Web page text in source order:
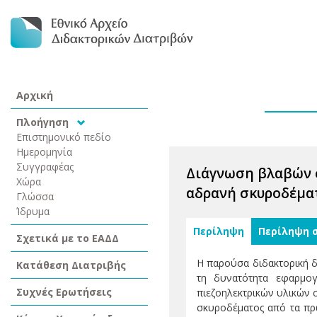
Αρχική
Πλοήγηση
Επιστημονικό πεδίο
Ημερομηνία
Συγγραφέας
Χώρα
Γλώσσα
Ίδρυμα
Σχετικά με το ΕΑΔΔ
Κατάθεση Διατριβής
Συχνές Ερωτήσεις
Διάγνωση βλαβών
αδρανή
Περίληψη Περίληψη
Η παρούσα διδακτορική
τη δυνατότητα
πιεζοηλεκτρικών
σκυροδέματος από τα